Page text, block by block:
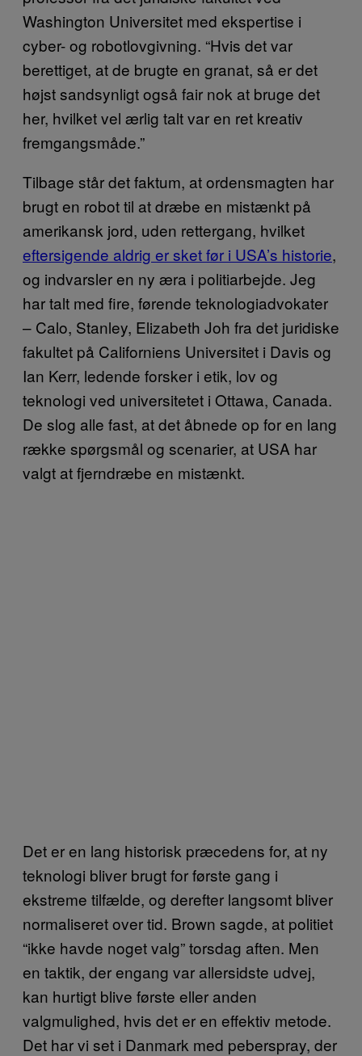
Washington Universitet med ekspertise i
cyber- og robotlovgivning. “Hvis det var
berettiget, at de brugte en granat, så er det
højst sandsynligt også fair nok at bruge det
her, hvilket vel ærlig talt var en ret kreativ
fremgangsmåde.”
Tilbage står det faktum, at ordensmagten har
brugt en robot til at dræbe en mistænkt på
amerikansk jord, uden rettergang, hvilket
eftersigende aldrig er sket før i USA’s historie,
og indvarsler en ny æra i politiarbejde. Jeg
har talt med fire, førende teknologiadvokater
– Calo, Stanley, Elizabeth Joh fra det juridiske
fakultet på Californiens Universitet i Davis og
Ian Kerr, ledende forsker i etik, lov og
teknologi ved universitetet i Ottawa, Canada.
De slog alle fast, at det åbnede op for en lang
række spørgsmål og scenarier, at USA har
valgt at fjerndræbe en mistænkt.
Det er en lang historisk præcedens for, at ny
teknologi bliver brugt for første gang i
ekstreme tilfælde, og derefter langsomt bliver
normaliseret over tid. Brown sagde, at politiet
“ikke havde noget valg” torsdag aften. Men
en taktik, der engang var allersidste udvej,
kan hurtigt blive første eller anden
valgmulighed, hvis det er en effektiv metode.
Det har vi set i Danmark med peberspray, der